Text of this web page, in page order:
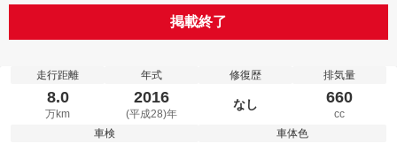
掲載終了
走行距離
8.0
万km
年式
2016
(平成28)年
修復歴
なし
排気量
660
cc
車検
車体色